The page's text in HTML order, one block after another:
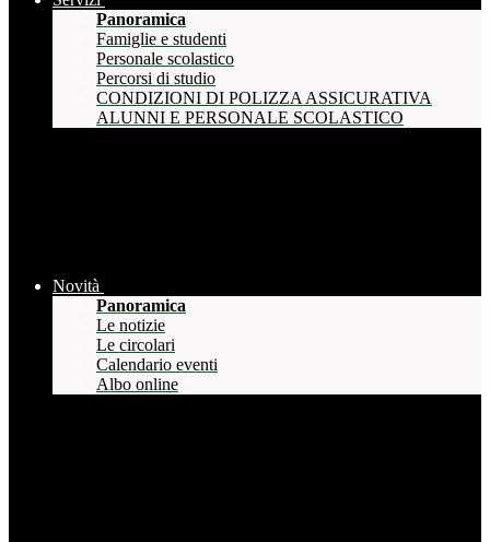
Panoramica
Famiglie e studenti
Personale scolastico
Percorsi di studio
CONDIZIONI DI POLIZZA ASSICURATIVA
ALUNNI E PERSONALE SCOLASTICO
Novità
Panoramica
Le notizie
Le circolari
Calendario eventi
Albo online